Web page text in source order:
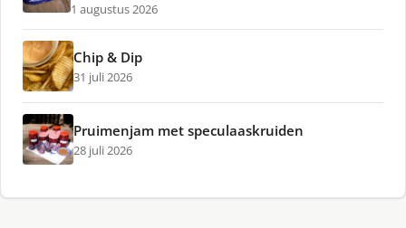
1 augustus 2026
Chip & Dip
31 juli 2026
Pruimenjam met speculaaskruiden
28 juli 2026